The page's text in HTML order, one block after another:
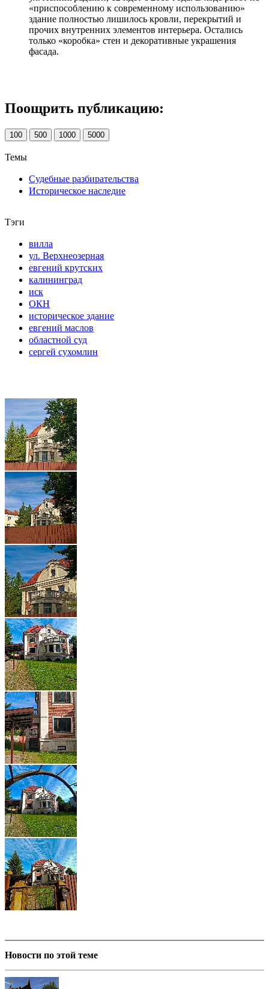
«приспособлению к современному использованию»
здание полностью лишилось кровли, перекрытий и
прочих внутренних элементов интерьера. Остались
только «коробка» стен и декоративные украшения
фасада.
Поощрить публикацию:
100 500 1000 5000
Темы
Судебные разбирательства
Историческое наследие
Тэги
вилла
ул. Верхнеозерная
евгений крутских
калининград
иск
ОКН
историческое здание
евгений маслов
областной суд
сергей сухомлин
Новости по этой теме